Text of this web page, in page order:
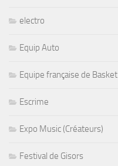
electro
Equip Auto
Equipe française de Basket
Escrime
Expo Music (Créateurs)
Festival de Gisors